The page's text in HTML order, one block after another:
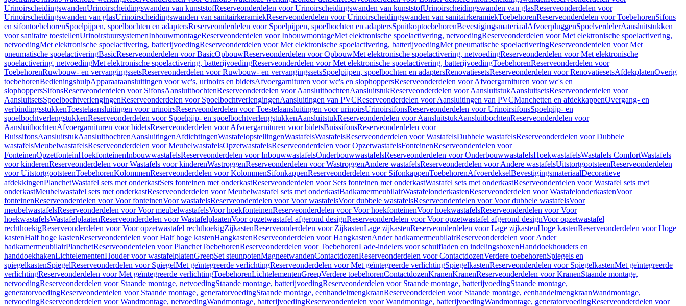
UrinoirscheidingswandenUrinoirscheidingswanden van kunststofReserveonderdelen voor Urinoirscheidingswanden van kunststofUrinoirscheidingswanden van glasReserveonderdelen voor
Urinoirscheidingswanden van glasUrinoirscheidingswanden van sanitairkeramiekReserveonderdelen voor Urinoirscheidingswanden van sanitairkeramiekToebehorenReserveonderdelen voor ToebehorenSifons
en sifontoebehorenSpoelpijpen, spoelbochten en adaptersReserveonderdelen voor Spoelpijpen, spoelbochten en adaptersSpuitkoptoebehorenBevestigingsmateriaalAfvoerpluggenSpoelverdelerAansluitstukken
voor sanitaire toestellenUrinoirstuursystemenInbouwmontageReserveonderdelen voor InbouwmontageMet elektronische spoelactivering, netvoedingReserveonderdelen voor Met elektronische spoelactivering,
netvoedingMet elektronische spoelactivering, batterijvoedingReserveonderdelen voor Met elektronische spoelactivering, batterijvoedingMet pneumatische spoelactiveringReserveonderdelen voor Met
pneumatische spoelactiveringBasicReserveonderdelen voor BasicOpbouwReserveonderdelen voor OpbouwMet elektronische spoelactivering, netvoedingReserveonderdelen voor Met elektronische
spoelactivering, netvoedingMet elektronische spoelactivering, batterijvoedingReserveonderdelen voor Met elektronische spoelactivering, batterijvoedingToebehorenReserveonderdelen voor
ToebehorenRuwbouw- en vervangingssetsReserveonderdelen voor Ruwbouw- en vervangingssetsSpoelpijpen, spoelbochten en adaptersRenovatiesetsReserveonderdelen voor RenovatiesetsAfdekplatenOverig
toebehorenBedieningshulpApparaataansluitingen voor wc's, urinoirs en bidetsAfvoergarnituren voor wc's en slophoppersReserveonderdelen voor Afvoergarnituren voor wc's en
slophoppersSifonsReserveonderdelen voor SifonsAansluitbochtenReserveonderdelen voor AansluitbochtenAansluitstukReserveonderdelen voor AansluitstukAansluitsetsReserveonderdelen voor
AansluitsetsSpoelbochtverlengingenReserveonderdelen voor SpoelbochtverlengingenAansluitingen van PVCReserveonderdelen voor Aansluitingen van PVCManchetten en afdekkappenOvergang- en
verbindingsstukkenToestelaansluitingen voor urinoirsReserveonderdelen voor Toestelaansluitingen voor urinoirsUrinoirsifonsReserveonderdelen voor UrinoirsifonsSpoelpijp- en
spoelbochtverlengstukkenReserveonderdelen voor Spoelpijp- en spoelbochtverlengstukkenAansluitstukReserveonderdelen voor AansluitstukAansluitbochtenReserveonderdelen voor
AansluitbochtenAfvoergarnituren voor bidetsReserveonderdelen voor Afvoergarnituren voor bidetsBuissifonsReserveonderdelen voor
BuissifonsAansluitstukAansluitbochtenAansluitingenAfdichtingenWastafelopstellingenWastafelsWastafelsReserveonderdelen voor WastafelsDubbele wastafelsReserveonderdelen voor Dubbele
wastafelsMeubelwastafelsReserveonderdelen voor MeubelwastafelsOpzetwastafelsReserveonderdelen voor OpzetwastafelsFonteinenReserveonderdelen voor
FonteinenOpzetfonteinHoekfonteinenInbouwwastafelsReserveonderdelen voor InbouwwastafelsOnderbouwwastafelsReserveonderdelen voor OnderbouwwastafelsHoekwastafelsWastafels ComfortWastafels
voor kinderenReserveonderdelen voor Wastafels voor kinderenWastroggenReserveonderdelen voor WastroggenAndere wastafelsReserveonderdelen voor Andere wastafelsUitstortgootsteenReserveonderdelen
voor UitstortgootsteenToebehorenKolommenReserveonderdelen voor KolommenSifonkappenReserveonderdelen voor SifonkappenToebehorenAfvoerdekselBevestigingsmateriaalDecoratieve
afdekkingenPlanchetWastafel sets met onderkastSets fonteinen met onderkastReserveonderdelen voor Sets fonteinen met onderkastWastafel sets met onderkastReserveonderdelen voor Wastafel sets met
onderkastMeubelwastafel sets met onderkastReserveonderdelen voor Meubelwastafel sets met onderkastBadkamermeubilairWastafelonderkastenReserveonderdelen voor WastafelonderkastenVoor
fonteinenReserveonderdelen voor Voor fonteinenVoor wastafelsReserveonderdelen voor Voor wastafelsVoor dubbele wastafelsReserveonderdelen voor Voor dubbele wastafelsVoor
meubelwastafelsReserveonderdelen voor Voor meubelwastafelsVoor hoekfonteinenReserveonderdelen voor Voor hoekfonteinenVoor hoekwastafelsReserveonderdelen voor Voor
hoekwastafelsWastafelplaatenReserveonderdelen voor WastafelplaatenVoor opzetwastafel afgerond designReserveonderdelen voor Voor opzetwastafel afgerond designVoor opzetwastafel
rechthoekigReserveonderdelen voor Voor opzetwastafel rechthoekigZijkastenReserveonderdelen voor ZijkastenLage zijkastenReserveonderdelen voor Lage zijkastenHoge kastenReserveonderdelen voor Hoge
kastenHalf hoge kastenReserveonderdelen voor Half hoge kastenHangkastenReserveonderdelen voor HangkastenAnder badkamermeubilairReserveonderdelen voor Ander
badkamermeubilairPlanchetReserveonderdelen voor PlanchetToebehorenReserveonderdelen voor ToebehorenLade-indelers voor schuifladen en indelingsboxenHanddoekhouders en
handdoekhakenLichtelementenHouder voor wastafelplatenGreepSet steunpotenMagneetwandenContactdozenReserveonderdelen voor ContactdozenVerdere toebehorenSpiegels en
spiegelkastenSpiegelReserveonderdelen voor SpiegelMet geïntegreerde verlichtingReserveonderdelen voor Met geïntegreerde verlichtingSpiegelkastenReserveonderdelen voor SpiegelkastenMet geïntegreerde
verlichtingReserveonderdelen voor Met geïntegreerde verlichtingToebehorenLichtelementenGreepVerdere toebehorenContactdozenKranenKranenReserveonderdelen voor KranenStaande montage,
netvoedingReserveonderdelen voor Staande montage, netvoedingStaande montage, batterijvoedingReserveonderdelen voor Staande montage, batterijvoedingStaande montage,
generatorvoedingReserveonderdelen voor Staande montage, generatorvoedingStaande montage, eenhandelmengkraanReserveonderdelen voor Staande montage, eenhandelmengkraanWandmontage,
netvoedingReserveonderdelen voor Wandmontage, netvoedingWandmontage, batterijvoedingReserveonderdelen voor Wandmontage, batterijvoedingWandmontage, generatorvoedingReserveonderdelen voor